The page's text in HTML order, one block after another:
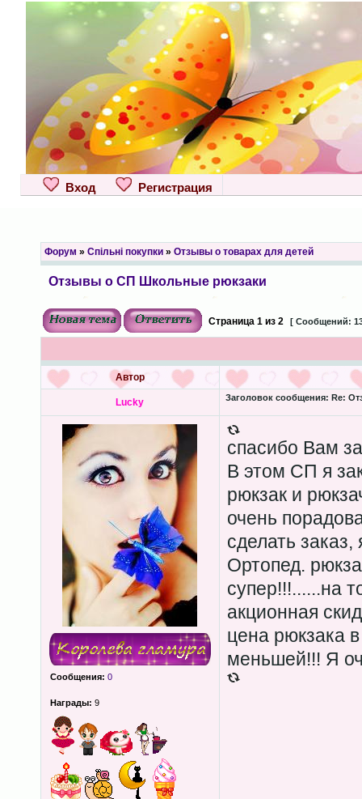
Вход Регистрация
Форум » Спільні покупки» Отзывы о товарах для детей
Отзывы о СП Школьные рюкзаки
Страница 1из 2 [ Сообщений:
Автор
Lucky Заголовок сообщения: Re:
Сообщения: 0
Награды: 9
спасибо Вам
В этом СП я
рюкзак и
очень
сделать
Ортопед.
супер!!!......на
акционная
цена рюкзака
меньшей!!! Я